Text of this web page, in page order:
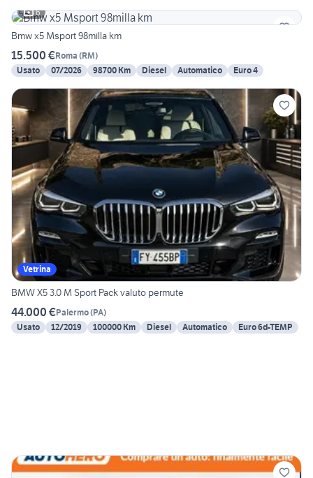
6
Bmw x5 Msport 98milla km
15.500 €Roma (RM)
Usato
07/2026 98700 Km Diesel Automatico Euro 4
Vetrina
BMW X5 3.0 M Sport Pack valuto permute
44.000 €Palermo(PA)
Usato
12/2019 100000 Km Diesel Automatico Euro 6d-TEMP